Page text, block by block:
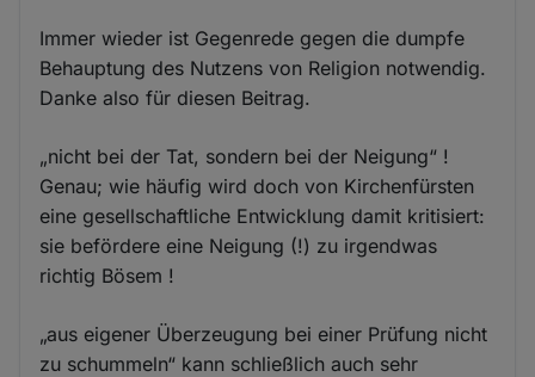
Immer wieder ist Gegenrede gegen die dumpfe
Behauptung des Nutzens von Religion notwendig.
Danke also für diesen Beitrag.
„nicht bei der Tat, sondern bei der Neigung“ !
Genau; wie häufig wird doch von Kirchenfürsten
eine gesellschaftliche Entwicklung damit kritisiert:
sie befördere eine Neigung (!) zu irgendwas
richtig Bösem !
„aus eigener Überzeugung bei einer Prüfung nicht
zu schummeln“ kann schließlich auch sehr